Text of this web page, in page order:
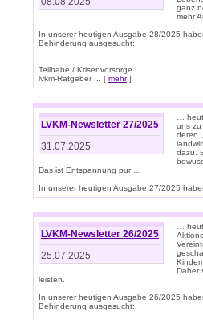
ganz
mehr
In unserer heutigen Ausgabe 28/2025
Behinderung ausgesucht:
Teilhabe / Krisenvorsorge
lvkm-Ratgeber ... [ mehr]
LVKM-Newsletter 27/2025
31.07.2025
…
uns zu
deren
dazu.
Das ist Entspannung pur …
In unserer heutigen Ausgabe 27/2025
LVKM-Newsletter 26/2025
25.07.2025
…
Daher
leisten.
In unserer heutigen Ausgabe 26/2025
Behinderung ausgesucht: